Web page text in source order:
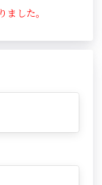
した。